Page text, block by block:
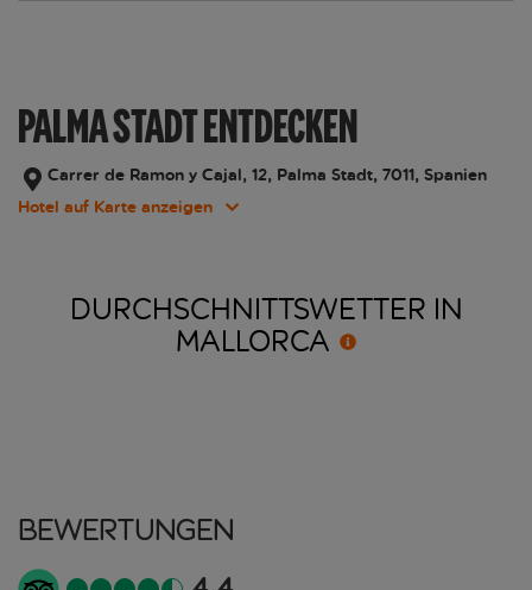
PALMA STADT ENTDECKEN
Carrer de Ramon y Cajal, 12, Palma Stadt, 7011, Spanien
Hotel auf Karte anzeigen
DURCHSCHNITTSWETTER IN
MALLORCA
Bewertungen